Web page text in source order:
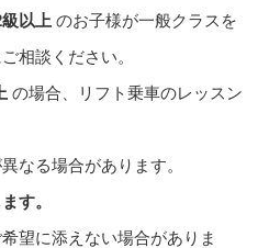
以上 のお子様が一般クラスを
相談ください。
の場合、リフト乗車のレッスン
なる場合があります。
す。
望に添えない場合がありま